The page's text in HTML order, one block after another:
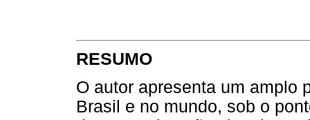
RESUMO
O autor apresenta um amplo
Brasil e no mundo, sob o